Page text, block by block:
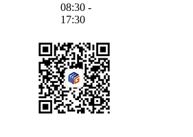
08:30 -
17:30